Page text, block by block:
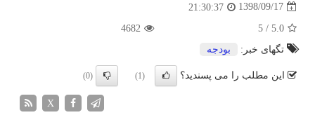
1398/09/17
21:30:37
5.0
/
5
4682
تگهای خبر:
بودجه
این مطلب را می پسندید؟ (1)
(0)
X